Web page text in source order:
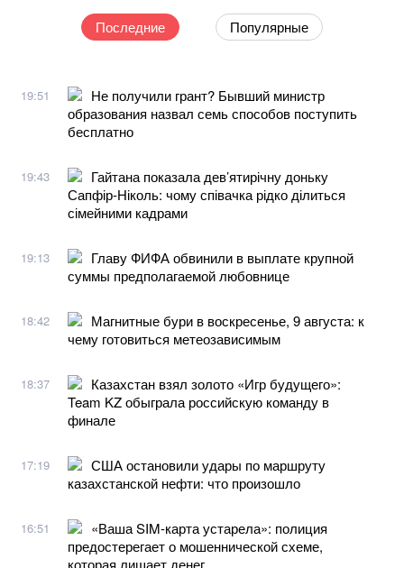
Последние Популярные
19:51
Не получили грант? Бывший министр
образования назвал семь способов поступить
бесплатно
19:43
Гайтана показала дев’ятирічну доньку
Сапфір-Ніколь: чому співачка рідко ділиться
сімейними кадрами
19:13
Главу ФИФА обвинили в выплате крупной
суммы предполагаемой любовнице
18:42
Магнитные бури в воскресенье, 9 августа: к
чему готовиться метеозависимым
18:37
Казахстан взял золото «Игр будущего»:
Team KZ обыграла российскую команду в
финале
17:19
США остановили удары по маршруту
казахстанской нефти: что произошло
16:51
«Ваша SIM-карта устарела»: полиция
предостерегает о мошеннической схеме,
которая лишает денег